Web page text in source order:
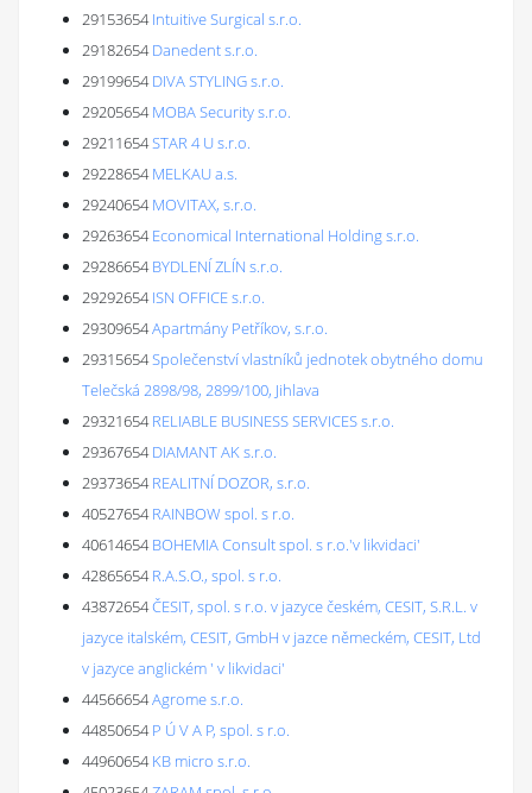
29153654 Intuitive Surgical s.r.o.
29182654 Danedent s.r.o.
29199654 DIVA STYLING s.r.o.
29205654 MOBA Security s.r.o.
29211654STAR 4 U s.r.o.
29228654 MELKAU a.s.
29240654 MOVITAX, s.r.o.
29263654 Economical International Holding s.r.o.
29286654 BYDLENÍ ZLÍN s.r.o.
29292654 ISN OFFICE s.r.o.
29309654Apartmány Petříkov, s.r.o.
29315654Společenství vlastníků jednotek obytného domu
Telečská 2898/98, 2899/100, Jihlava
29321654 RELIABLE BUSINESS SERVICES s.r.o.
29367654 DIAMANT AK s.r.o.
29373654 REALITNÍ DOZOR, s.r.o.
40527654 RAINBOW spol. s r.o.
40614654 BOHEMIA Consult spol. s r.o.'v likvidaci'
42865654 R.A.S.O., spol. s r.o.
43872654ČESIT, spol. s r.o. v jazyce českém, CESIT, S.R.L. v
jazyce italském, CESIT, GmbH v jazce německém, CESIT, Ltd
v jazyce anglickém ' v likvidaci'
44566654Agrome s.r.o.
44850654 P Ú V A P, spol. s r.o.
44960654 KB micro s.r.o.